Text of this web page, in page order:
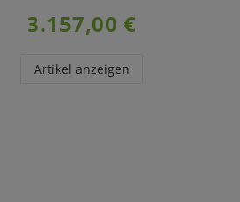
3.157,00 €
Artikel anzeigen